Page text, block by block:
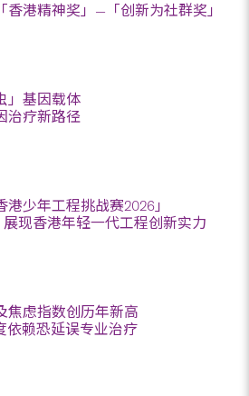
香港精神奖」—「创新为社群奖」
」基因载体
治疗新路径
少年工程挑战赛2026」
现香港年轻一代工程创新实力
焦虑指数创历年新高
赖恐延误专业治疗